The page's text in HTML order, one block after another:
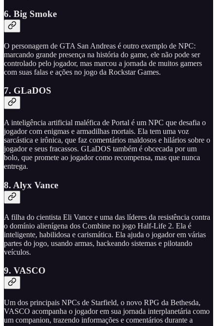
6. Big Smoke
O personagem de GTA San Andreas é outro exemplo de NPC:
marcando grande presença na história do game, ele não pode ser
controlado pelo jogador, mas marcou a jornada de muitos gamers
com suas falas e ações no jogo da Rockstar Games.
7. GLaDOS
A inteligência artificial maléfica de Portal é um NPC que desafia o
jogador com enigmas e armadilhas mortais. Ela tem uma voz
sarcástica e irônica, que faz comentários maldosos e hilários sobre o
jogador e seus fracassos. GLaDOS também é obcecada por um
bolo, que promete ao jogador como recompensa, mas que nunca
entrega.
8. Alyx Vance
A filha do cientista Eli Vance e uma das líderes da resistência contra
o domínio alienígena dos Combine no jogo Half-Life 2. Ela é
inteligente, habilidosa e carismática. Ela ajuda o jogador em várias
partes do jogo, usando armas, hackeando sistemas e pilotando
veículos.
9. VASCO
Um dos principais NPCs de Starfield, o novo RPG da Bethesda,
VASCO acompanha o jogador em sua jornada interplanetária como
um companion, trazendo informações e comentários durante a